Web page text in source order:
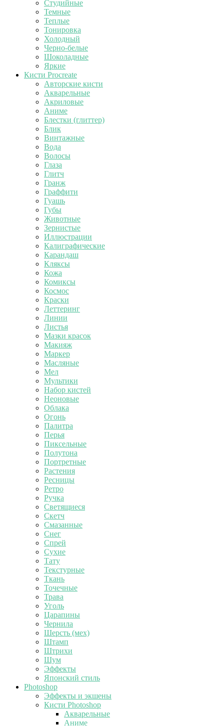
Студийные
Темные
Теплые
Тонировка
Холодный
Черно-белые
Шоколадные
Яркие
Кисти Procreate
Авторские кисти
Акварельные
Акриловые
Аниме
Блестки (глиттер)
Блик
Винтажные
Вода
Волосы
Глаза
Глитч
Гранж
Граффити
Гуашь
Губы
Животные
Зернистые
Иллюстрации
Калиграфические
Карандаш
Кляксы
Кожа
Комиксы
Космос
Краски
Леттеринг
Линии
Листья
Мазки красок
Макияж
Маркер
Масляные
Мел
Мультики
Набор кистей
Неоновые
Облака
Огонь
Палитра
Перья
Пиксельные
Полутона
Портретные
Растения
Ресницы
Ретро
Ручка
Светящиеся
Скетч
Смазанные
Снег
Спрей
Сухие
Тату
Текстурные
Ткань
Точечные
Трава
Уголь
Царапины
Чернила
Шерсть (мех)
Штамп
Штрихи
Шум
Эффекты
Японский стиль
Photoshop
Эффекты и экшены
Кисти Photoshop
Акварельные
Аниме